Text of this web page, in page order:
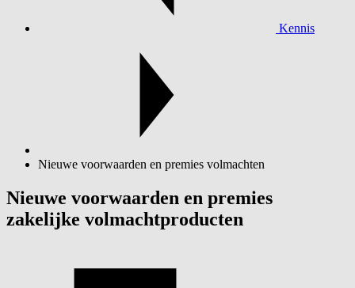
Kennis
Nieuwe voorwaarden en premies volmachten
Nieuwe voorwaarden en premies
zakelijke volmachtproducten